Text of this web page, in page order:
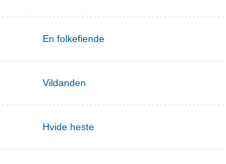
En folkefiende
Vildanden
Hvide heste